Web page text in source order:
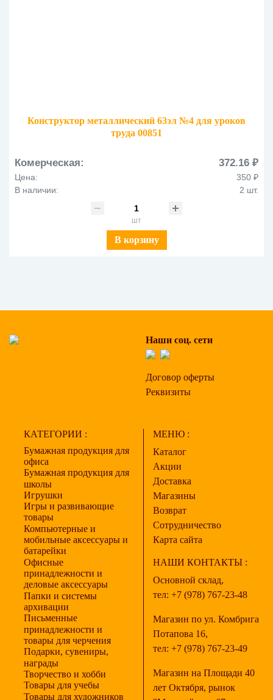
Конструктор металлический 63эл №4 для уроков
труда 00851
Комерческая: 372.16 ₽
Цена:
350 ₽
В наличии:
2 шт.
шт
В корзину
Наши соц. сети
Договор оферты
Реквизиты
КАТЕГОРИИ :
Бумажная продукция для
офиса
Бумажная продукция для
школы
Игрушки
Игры и развивающие
товары
Компьютерные и
мобильные аксессуары и
батарейки
Офисные
принадлежности и
деловые аксессуары
Папки и системы
архивации
Письменные
принадлежности и
товары для черчения
Подарки, сувениры,
награды
Творчество и хобби
Товары для учебы
Товары для художников
МЕНЮ :
Каталог
Акции
Доставка
Магазины
Возврат
Сотрудничество
Карта сайта
НАШИ КОНТАКТЫ :
Основной склад,
тел: +7 (978) 767-23-48
Магазин по ул. Комбрига
Потапова 16,
тел: +7 (978) 767-23-49
Магазин на Площади 40
лет Октября, рынок